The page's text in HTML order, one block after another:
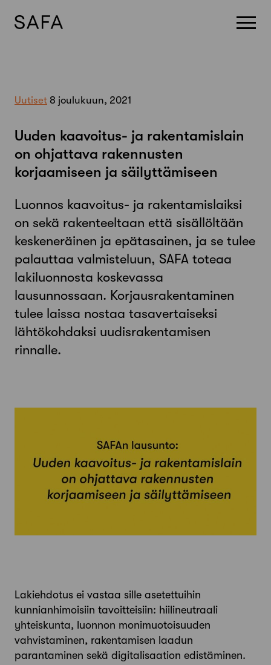
Uutiset 8 joulukuun, 2021
Uuden kaavoitus- ja rakentamislain
on ohjattava rakennusten
korjaamiseen ja säilyttämiseen
Luonnos kaavoitus- ja rakentamislaiksi
on sekä rakenteeltaan että sisällöltään
keskeneräinen ja epätasainen, ja se tulee
palauttaa valmisteluun, SAFA toteaa
lakiluonnosta koskevassa
lausunnossaan. Korjausrakentaminen
tulee laissa nostaa tasavertaiseksi
lähtökohdaksi uudisrakentamisen
rinnalle.
Lakiehdotus ei vastaa sille asetettuihin
kunnianhimoisiin tavoitteisiin: hiilineutraali
yhteiskunta, luonnon monimuotoisuuden
vahvistaminen, rakentamisen laadun
parantaminen sekä digitalisaation edistäminen.